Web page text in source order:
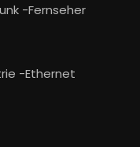
-Fernseher
-Ethernet